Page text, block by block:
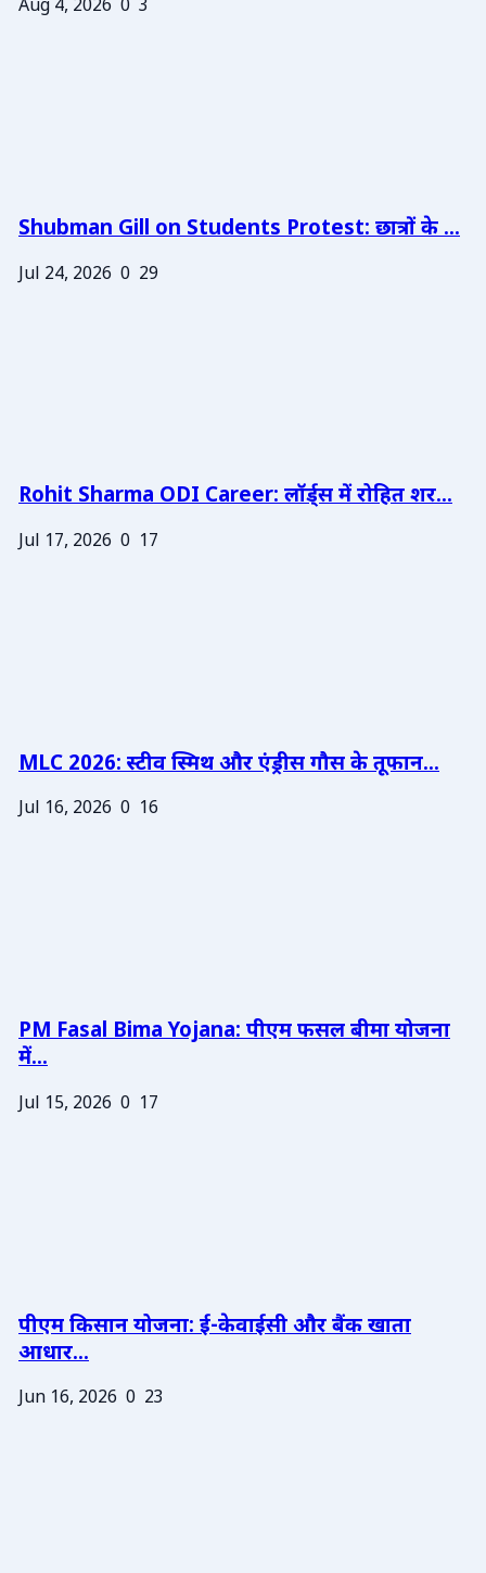
Aug 4, 2026 0 3
Shubman Gill on Students Protest: छात्रों के ...
Jul 24, 2026 0 29
Rohit Sharma ODI Career: लॉर्ड्स में रोहित शर...
Jul 17, 2026 0 17
MLC 2026: स्टीव स्मिथ और एंड्रीस गौस के तूफान...
Jul 16, 2026 0 16
PM Fasal Bima Yojana: पीएम फसल बीमा योजना
में...
Jul 15, 2026 0 17
पीएम किसान योजना: ई-केवाईसी और बैंक खाता
आधार...
Jun 16, 2026 0 23